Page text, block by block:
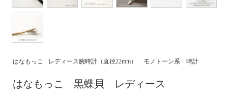
はなもっこ レディース腕時計（直径22mm） モノトーン系 時計
はなもっこ 黒蝶貝 レディース